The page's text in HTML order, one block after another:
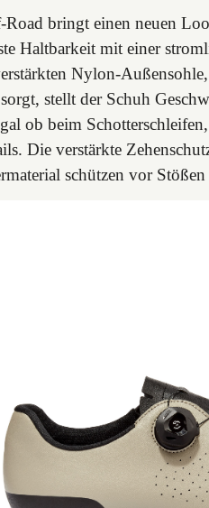
Road bringt einen neuen
Haltbarkeit mit einer
Nylon-
stellt der Schuh
ob beim
Die verstärkte
schützen vor